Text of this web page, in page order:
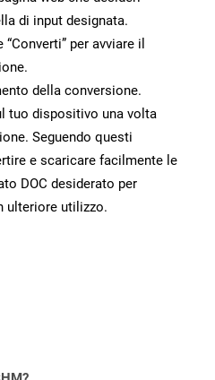
di input designata.
per avviare il
della conversione.
tuo dispositivo una volta
Seguendo questi
e scaricare facilmente le
DOC desiderato per
ulteriore utilizzo.